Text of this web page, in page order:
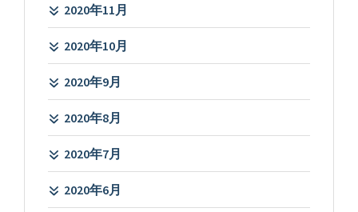
2020年11月
2020年10月
2020年9月
2020年8月
2020年7月
2020年6月